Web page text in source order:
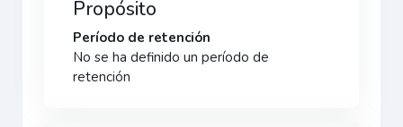
Propósito
Período de retención
No se ha definido un período de
retención